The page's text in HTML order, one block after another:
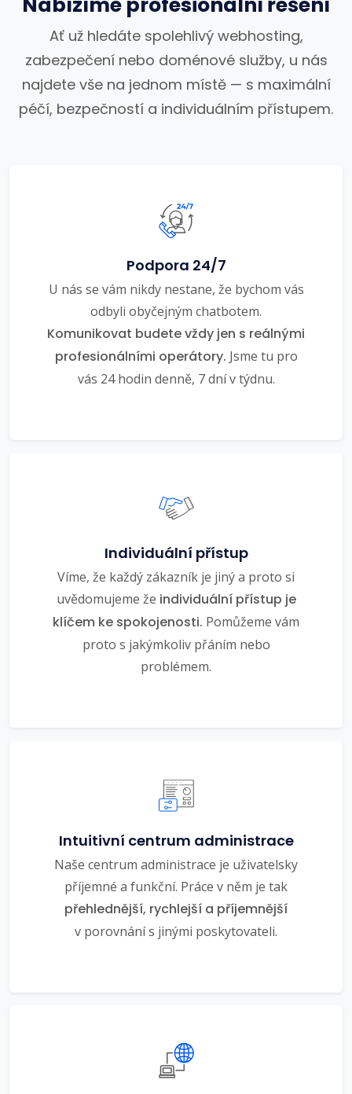
Ať už hledáte spolehlivý webhosting,
zabezpečení nebo doménové služby, u nás
najdete vše na jednom místě — s maximální
péčí, bezpečností a individuálním přístupem.
Podpora 24/7
U nás se vám nikdy nestane, že bychom vás
odbyli obyčejným chatbotem.
Komunikovat budete vždy jen s reálnými
profesionálními operátory. Jsme tu pro
vás 24 hodin denně, 7 dní v týdnu.
Individuální přístup
Víme, že každý zákazník je jiný a proto si
uvědomujeme že individuální přístup je
klíčem ke spokojenosti. Pomůžeme vám
proto s jakýmkoliv přáním nebo
problémem.
Intuitivní centrum administrace
Naše centrum administrace je uživatelsky
příjemné a funkční. Práce v něm je tak
přehlednější, rychlejší a příjemnější
v porovnání s jinými poskytovateli.